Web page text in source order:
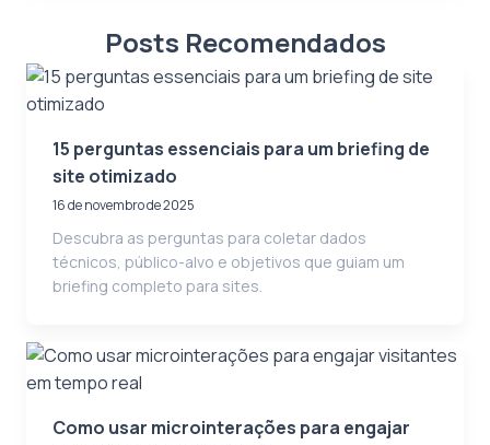
Posts Recomendados
15 perguntas essenciais para um briefing de
site otimizado
16 de novembro de 2025
Descubra as perguntas para coletar dados
técnicos, público-alvo e objetivos que guiam um
briefing completo para sites.
Como usar microinterações para engajar